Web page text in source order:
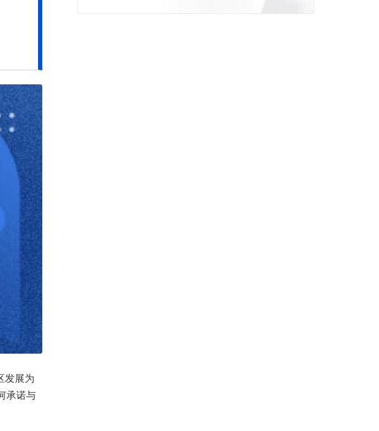
发展为
承诺与